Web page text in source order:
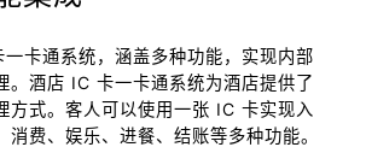
卡通系统，涵盖多种功能，实现内部
。酒店 IC 卡一卡通系统为酒店提供了
方式。客人可以使用一张 IC 卡实现入
消费、娱乐、进餐、结账等多种功能。